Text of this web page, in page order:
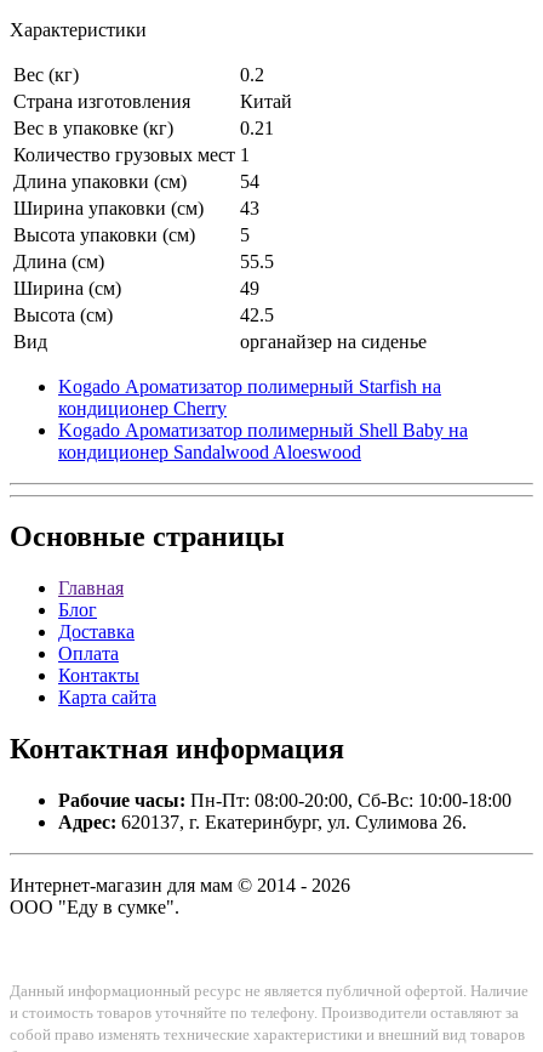
Характеристики
Вес (кг)
0.2
Страна изготовления
Китай
Вес в упаковке (кг)
0.21
Количество грузовых мест 1
Длина упаковки (см)
54
Ширина упаковки (см)
43
Высота упаковки (см)
5
Длина (см)
55.5
Ширина (см)
49
Высота (см)
42.5
Вид
органайзер на сиденье
Kogado Ароматизатор полимерный Starfish на
кондиционер Cherry
Kogado Ароматизатор полимерный Shell Baby на
кондиционер Sandalwood Aloeswood
Основные страницы
Главная
Блог
Доставка
Оплата
Контакты
Карта сайта
Контактная информация
Рабочие часы: Пн-Пт: 08:00-20:00, Сб-Вс: 10:00-18:00
Адрес: 620137, г. Екатеринбург, ул. Сулимова 26.
Интернет-магазин для мам © 2014 - 2026
ООО "Еду в сумке".
Данный информационный ресурс не является публичной офертой. Наличие
и стоимость товаров уточняйте по телефону. Производители оставляют за
собой право изменять технические характеристики и внешний вид товаров